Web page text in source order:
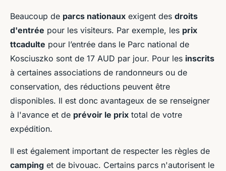
Beaucoup de parcs nationaux exigent des droits
d'entrée pour les visiteurs. Par exemple, les prix
ttcadulte pour l’entrée dans le Parc national de
Kosciuszko sont de 17 AUD par jour. Pour les inscrits
à certaines associations de randonneurs ou de
conservation, des réductions peuvent être
disponibles. Il est donc avantageux de se renseigner
à l'avance et de prévoir le prix total de votre
expédition.
Il est également important de respecter les règles de
camping et de bivouac. Certains parcs n'autorisent le